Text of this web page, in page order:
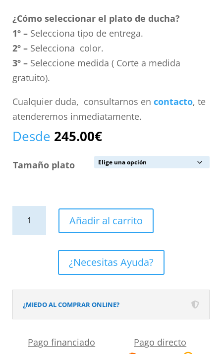
¿Cómo seleccionar el plato de ducha?
1º –Selecciona tipo de entrega.
2º –Selecciona color.
3º –Seleccione medida ( Corte a medida
gratuito).
Cualquier duda, consultarnos en contacto, te
atenderemos inmediatamente.
Desde 245.00€
Tamaño plato
pizarra
acabado
efecto
CEDAR
Añadir al carrito
¿Necesitas Ayuda?
¿MIEDO AL COMPRAR ONLINE?
Pago financiado Pago directo